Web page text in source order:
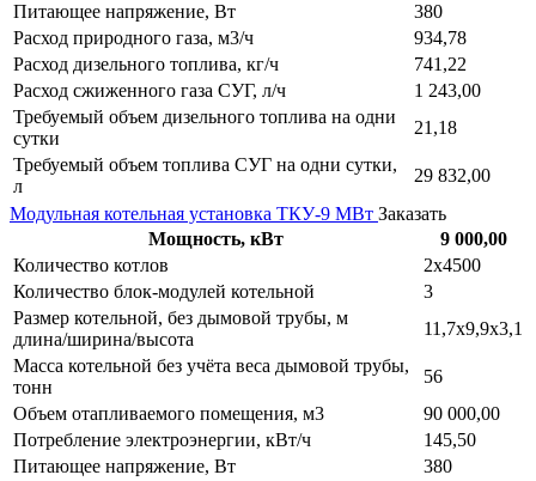
Питающее напряжение, Вт
380
Расход природного газа, м3/ч
934,78
Расход дизельного топлива, кг/ч
741,22
Расход сжиженного газа СУГ, л/ч
1 243,00
Требуемый объем дизельного топлива на одни
сутки
21,18
Требуемый объем топлива СУГ на одни сутки,
л
29 832,00
Модульная котельная установка ТКУ-9 МВт Заказать
Мощность, кВт
9 000,00
Количество котлов
2х4500
Количество блок-модулей котельной
3
Размер котельной, без дымовой трубы, м
длина/ширина/высота
11,7х9,9х3,1
Масса котельной без учёта веса дымовой трубы,
тонн
56
Объем отапливаемого помещения, м3
90 000,00
Потребление электроэнергии, кВт/ч
145,50
Питающее напряжение, Вт
380